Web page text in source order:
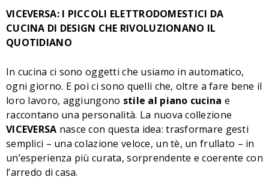
VICEVERSA: I PICCOLI ELETTRODOMESTICI DA
CUCINA DI DESIGN CHE RIVOLUZIONANO IL
QUOTIDIANO
In cucina ci sono oggetti che usiamo in automatico,
ogni giorno. E poi ci sono quelli che, oltre a fare bene il
loro lavoro, aggiungono stile al piano cucina e
raccontano una personalità. La nuova collezione
VICEVERSA nasce con questa idea: trasformare gesti
semplici – una colazione veloce, un tè, un frullato – in
un’esperienza più curata, sorprendente e coerente con
l’arredo di casa.